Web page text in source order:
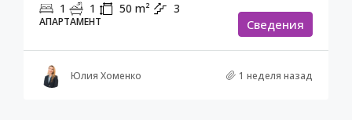
1 1 50 m² 3
АПАРТАМЕНТ Cведения
Юлия Хоменко 1 неделя назад